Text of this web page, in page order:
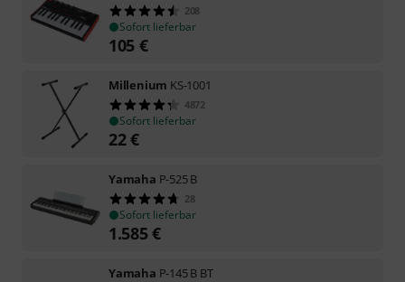
208
Sofort lieferbar
105 €
Millenium KS-1001
4872
Sofort lieferbar
22€
Yamaha P-525 B
28
Sofort lieferbar
1.585€
Yamaha P-145 B BT